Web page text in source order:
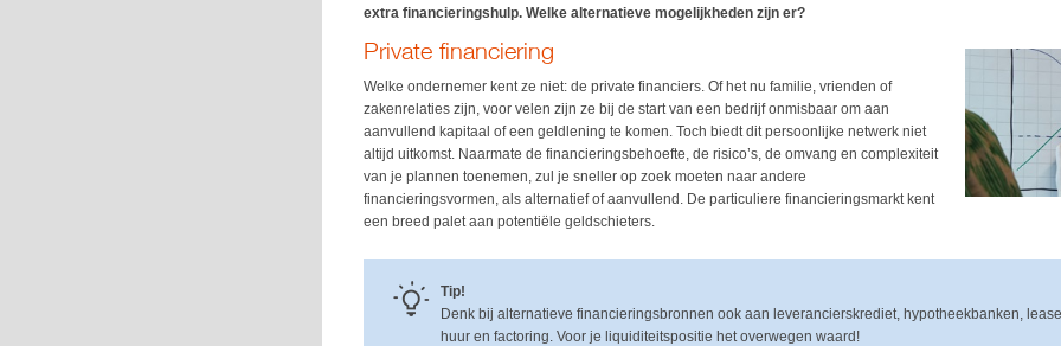
extra financieringshulp. Welke alternatieve mogelijkheden zijn er?
Private financiering
Welke ondernemer kent ze niet: de private financiers. Of het nu familie, vrienden of
zakenrelaties zijn, voor velen zijn ze bij de start van een bedrijf onmisbaar om aan
aanvullend kapitaal of een geldlening te komen. Toch biedt dit persoonlijke netwerk niet
altijd uitkomst. Naarmate de financieringsbehoefte, de risico’s, de omvang en complexiteit
van je plannen toenemen, zul je sneller op zoek moeten naar andere
financieringsvormen, als alternatief of aanvullend. De particuliere financieringsmarkt kent
een breed palet aan potentiële geldschieters.
Tip!
Denk bij alternatieve financieringsbronnen ook aan leverancierskrediet, hypotheekbanken,
huur en factoring. Voor je liquiditeitspositie het overwegen waard!